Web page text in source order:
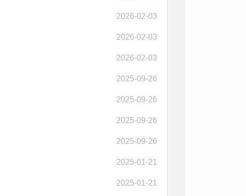
2026-02-03
2026-02-03
2026-02-03
2025-09-26
2025-09-26
2025-09-26
2025-09-26
2025-01-21
2025-01-21